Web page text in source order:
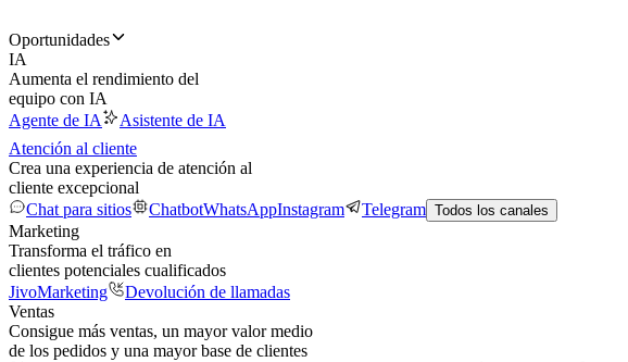
Oportunidades
IA
Aumenta el rendimiento del
equipo con IA
Agente de IA
Asistente de IA
Atención al cliente
Crea una experiencia de atención al
cliente excepcional
Chat para sitios
ChatbotWhatsAppInstagram Telegram Todos los canales
Marketing
Transforma el tráfico en
clientes potenciales cualificados
JivoMarketing
Devolución de llamadas
Ventas
Consigue más ventas, un mayor valor medio
de los pedidos y una mayor base de clientes